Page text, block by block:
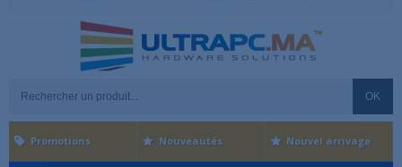
OK
Promotions Nouveautés Nouvel arrivage